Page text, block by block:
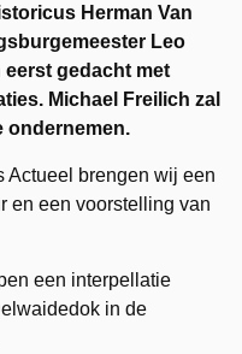
Herman Van
Leo
eerst gedacht met
Michael Freilich zal
ondernemen.
Actueel brengen wij een
en een voorstelling van
een interpellatie
in de